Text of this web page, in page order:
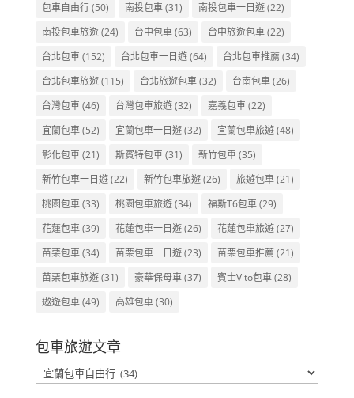
包車自由行(50) 南投包車(31) 南投包車一日遊(22)
南投包車旅遊(24) 台中包車(63) 台中旅遊包車(22)
台北包車(152) 台北包車一日遊(64) 台北包車推薦(34)
台北包車旅遊(115) 台北旅遊包車(32) 台南包車(26)
台灣包車(46) 台灣包車旅遊(32) 嘉義包車(22)
宜蘭包車(52) 宜蘭包車一日遊(32) 宜蘭包車旅遊(48)
彰化包車(21) 斯賓特包車(31) 新竹包車(35)
新竹包車一日遊(22) 新竹包車旅遊(26) 旅遊包車(21)
桃園包車(33) 桃園包車旅遊(34) 福斯T6包車(29)
花蓮包車(39) 花蓮包車一日遊(26) 花蓮包車旅遊(27)
苗栗包車(34) 苗栗包車一日遊(23) 苗栗包車推薦(21)
苗栗包車旅遊(31) 豪華保母車(37) 賓士Vito包車(28)
遨遊包車(49) 高雄包車(30)
包車旅遊文章
包
車